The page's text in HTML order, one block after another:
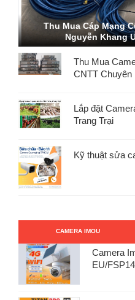
Thu Mua Cáp Mạng
Nguyễn Khang
ĐIỂM THU MUA
CAMERA ĐẦU
Thu Mua
CNTT Chuyên
Lắp đặt
Trang Trại
Kỹ thuật sửa
CAMERA IMOU
Camera
EU/FSP14